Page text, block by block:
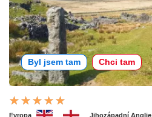
Byl jsem tam Chci tam
Evropa Jihozápadní Anglie